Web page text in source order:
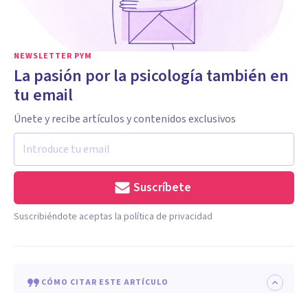
NEWSLETTER PYM
La pasión por la psicología también en
tu email
Únete y recibe artículos y contenidos exclusivos
Suscríbete
Suscribiéndote aceptas la política de privacidad
CÓMO CITAR ESTE ARTÍCULO